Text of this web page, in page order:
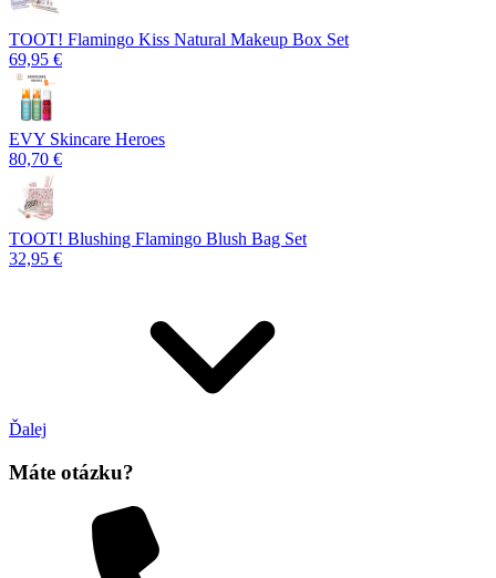
TOOT! Flamingo Kiss Natural Makeup Box Set
69,95 €
EVY Skincare Heroes
80,70 €
TOOT! Blushing Flamingo Blush Bag Set
32,95 €
Ďalej
Máte otázku?